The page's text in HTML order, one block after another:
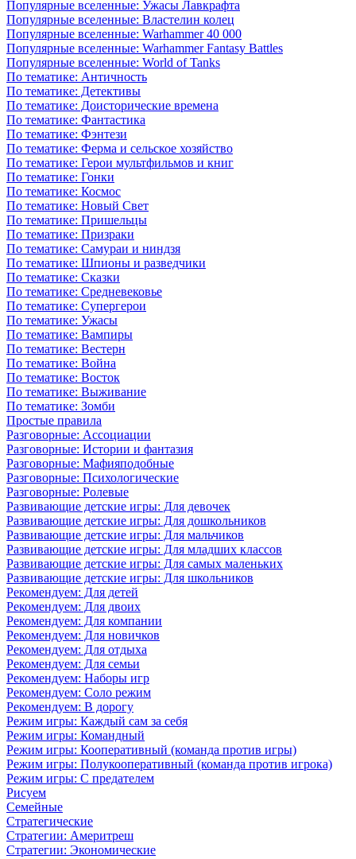
Популярные вселенные: Ужасы Лавкрафта
Популярные вселенные: Властелин колец
Популярные вселенные: Warhammer 40 000
Популярные вселенные: Warhammer Fantasy Battles
Популярные вселенные: World of Tanks
По тематике: Античность
По тематике: Детективы
По тематике: Доисторические времена
По тематике: Фантастика
По тематике: Фэнтези
По тематике: Ферма и сельское хозяйство
По тематике: Герои мультфильмов и книг
По тематике: Гонки
По тематике: Космос
По тематике: Новый Свет
По тематике: Пришельцы
По тематике: Призраки
По тематике: Самураи и ниндзя
По тематике: Шпионы и разведчики
По тематике: Сказки
По тематике: Средневековье
По тематике: Супергерои
По тематике: Ужасы
По тематике: Вампиры
По тематике: Вестерн
По тематике: Война
По тематике: Восток
По тематике: Выживание
По тематике: Зомби
Простые правила
Разговорные: Ассоциации
Разговорные: Истории и фантазия
Разговорные: Мафияподобные
Разговорные: Психологические
Разговорные: Ролевые
Развивающие детские игры: Для девочек
Развивающие детские игры: Для дошкольников
Развивающие детские игры: Для мальчиков
Развивающие детские игры: Для младших классов
Развивающие детские игры: Для самых маленьких
Развивающие детские игры: Для школьников
Рекомендуем: Для детей
Рекомендуем: Для двоих
Рекомендуем: Для компании
Рекомендуем: Для новичков
Рекомендуем: Для отдыха
Рекомендуем: Для семьи
Рекомендуем: Наборы игр
Рекомендуем: Соло режим
Рекомендуем: В дорогу
Режим игры: Каждый сам за себя
Режим игры: Командный
Режим игры: Кооперативный (команда против игры)
Режим игры: Полукооперативный (команда против игрока)
Режим игры: С предателем
Рисуем
Семейные
Стратегические
Стратегии: Америтреш
Стратегии: Экономические